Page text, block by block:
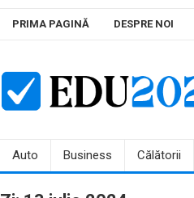
PRIMA PAGINĂ DESPRE NOI
Auto Business Călătorii